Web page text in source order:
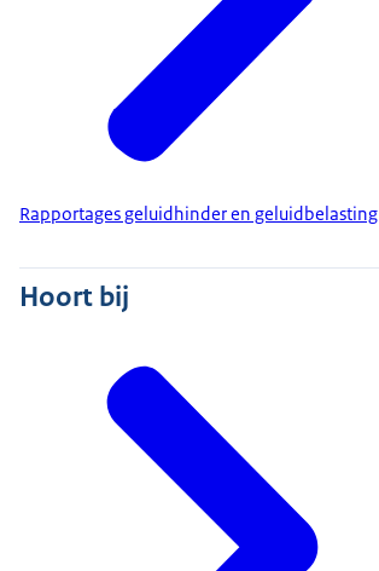
Rapportages geluidhinder en geluidbelasting
Hoort bij